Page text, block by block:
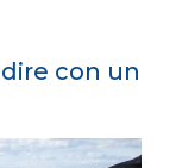
con un